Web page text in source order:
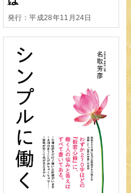
発行：平成28年11月24日